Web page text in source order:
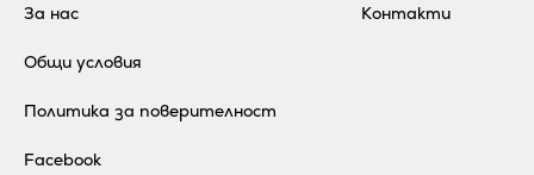
За нас
Общи условия
Политика за поверителност
Контакти
Facebook